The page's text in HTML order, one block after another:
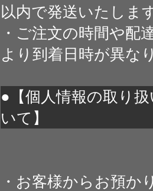
以内で発送いたしま
・ご注文の時間や配
より到着日時が異な
●【個人情報の取り
いて】
・お客様からお預か